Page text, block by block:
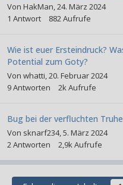
Von HakMan,24. März 2024
1 Antwort 882Aufrufe
Wie ist euer Ersteindruck?
Potential zum Goty?
Von whatti,20. Februar 2024
9Antworten 2kAufrufe
Bug bei der verfluchten
Von sknarf234,5. März 2024
2Antworten 2,9kAufrufe